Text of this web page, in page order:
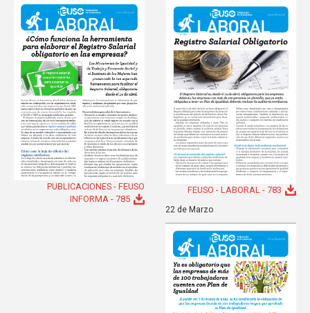
PUBLICACIONES - FEUSO
INFORMA - 785
FEUSO - LABORAL - 783
22 de Marzo